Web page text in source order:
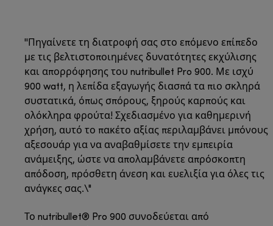
''Πηγαίνετε τη διατροφή σας στο επόμενο επίπεδο
με τις βελτιστοποιημένες δυνατότητες εκχύλισης
και απορρόφησης του nutribullet Pro 900. Με ισχύ
900 watt, η λεπίδα εξαγωγής διασπά τα πιο σκληρά
συστατικά, όπως σπόρους, ξηρούς καρπούς και
ολόκληρα φρούτα! Σχεδιασμένο για καθημερινή
χρήση, αυτό το πακέτο αξίας περιλαμβάνει μπόνους
αξεσουάρ για να αναβαθμίσετε την εμπειρία
ανάμειξης, ώστε να απολαμβάνετε απρόσκοπτη
απόδοση, πρόσθετη άνεση και ευελιξία για όλες τις
ανάγκες σας.\"
Το nutribullet® Pro 900 συνοδεύεται από